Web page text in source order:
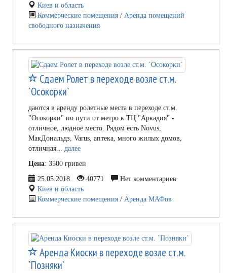
Киев и область
Коммерческие помещения / Аренда помещений
свободного назначения
Сдаем Ролет в переходе возле ст.м.
`Осокорки`
даются в аренду ролетные места в переходе ст.м.
"Осокорки" по пути от метро к ТЦ "Аркадия" -
отличное, людное место. Рядом есть Novus,
МакДональдз, Varus, аптека, много жилых домов,
отличная... далее
Цена: 3500 гривен
25.05.2018
40771
Нет комментариев
Киев и область
Коммерческие помещения / Аренда МАФов
Аренда Киоски в переходе возле ст.м.
`Позняки`